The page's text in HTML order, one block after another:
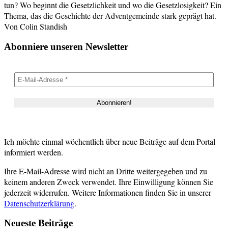
tun? Wo beginnt die Gesetzlichkeit und wo die Gesetzlosigkeit? Ein
Thema, das die Geschichte der Adventgemeinde stark geprägt hat.
Von Colin Standish
Abonniere unseren Newsletter
Ich möchte einmal wöchentlich über neue Beiträge auf dem Portal
informiert werden.
Ihre E-Mail-Adresse wird nicht an Dritte weitergegeben und zu
keinem anderen Zweck verwendet. Ihre Einwilligung können Sie
jederzeit widerrufen. Weitere Informationen finden Sie in unserer
Datenschutzerklärung.
Neueste Beiträge